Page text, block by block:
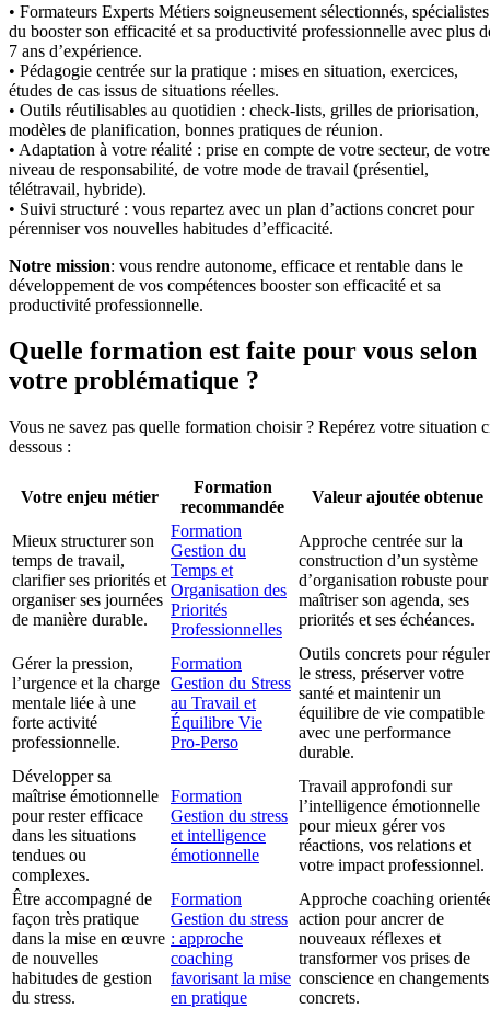
• Formateurs Experts Métiers soigneusement sélectionnés, spécialistes
du booster son efficacité et sa productivité professionnelle avec plus
7 ans d’expérience.
• Pédagogie centrée sur la pratique : mises en situation, exercices,
études de cas issus de situations réelles.
• Outils réutilisables au quotidien : check-lists, grilles de priorisation,
modèles de planification, bonnes pratiques de réunion.
• Adaptation à votre réalité : prise en compte de votre secteur, de votre
niveau de responsabilité, de votre mode de travail (présentiel,
télétravail, hybride).
• Suivi structuré : vous repartez avec un plan d’actions concret pour
pérenniser vos nouvelles habitudes d’efficacité.
Notre mission: vous rendre autonome, efficace et rentable dans le
développement de vos compétences booster son efficacité et sa
productivité professionnelle.
Quelle formation est faite pour vous selon
votre problématique ?
Vous ne savez pas quelle formation choisir ? Repérez votre situation
dessous :
Votre enjeu métier
Formation
recommandée
Valeur ajoutée obtenue
Mieux structurer son
temps de travail,
clarifier ses priorités et
organiser ses journées
de manière durable.
Formation
Gestion du
Temps et
Organisation des
Priorités
Professionnelles
Approche centrée sur la
construction d’un système
d’organisation robuste pour
maîtriser son agenda, ses
priorités et ses échéances.
Gérer la pression,
l’urgence et la charge
mentale liée à une
forte activité
professionnelle.
Formation
Gestion du Stress
au Travail et
Équilibre Vie
Pro-Perso
Outils concrets pour réguler
le stress, préserver votre
santé et maintenir un
équilibre de vie compatible
avec une performance
durable.
Développer sa
maîtrise émotionnelle
pour rester efficace
dans les situations
tendues ou
complexes.
Formation
Gestion du stress
et intelligence
émotionnelle
Travail approfondi sur
l’intelligence émotionnelle
pour mieux gérer vos
réactions, vos relations et
votre impact professionnel.
Être accompagné de
façon très pratique
dans la mise en œuvre
de nouvelles
habitudes de gestion
du stress.
Formation
Gestion du stress
: approche
coaching
favorisant la mise
en pratique
Approche coaching
action pour ancrer de
nouveaux réflexes et
transformer vos prises de
conscience en changements
concrets.